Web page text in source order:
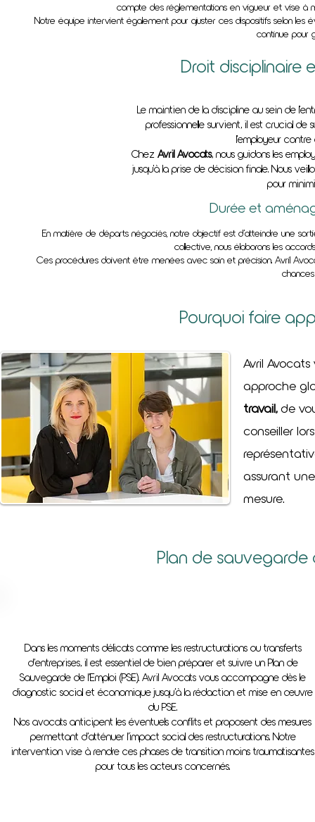
compte des réglementations en vigueur et vise à
Notre équipe intervient également pour ajuster ces dispositifs selon les
continue pour
Droit
Le maintien de la discipline au sein de
professionnelle survient, il est crucial
l'employeur contre
Chez Avril Avocats, nous guidons les
jusqu'à la prise de décision finale. Nous
pour
Durée et
En matière de départs négociés, notre objectif est d’atteindre une
collective, nous élaborons les
Ces procédures doivent être menées avec soin et précision. Avril
Pourquoi faire
Avril
approche
travail,de
conseiller
assurant une
mesure.
Plan de sauvegarde
Dans les moments délicats comme les restructurations ou transferts
d’entreprises, il est essentiel de bien préparer et suivre un Plan de
Sauvegarde de l’Emploi (PSE). Avril Avocats vous accompagne dès le
diagnostic social et économique jusqu’à la rédaction et mise en œuvre
du PSE.
Nos avocats anticipent les éventuels conflits et proposent des mesures
permettant d’atténuer l’impact social des restructurations. Notre
intervention vise à rendre ces phases de transition moins traumatisantes
pour tous les acteurs concernés.